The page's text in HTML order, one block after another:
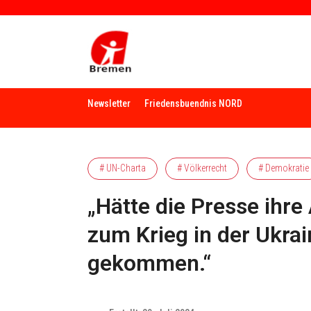
Newsletter Friedensbuendnis NORD
# UN-Charta # Völkerrecht # Demokratie
„Hätte die Presse
zum Krieg in der
gekommen.“